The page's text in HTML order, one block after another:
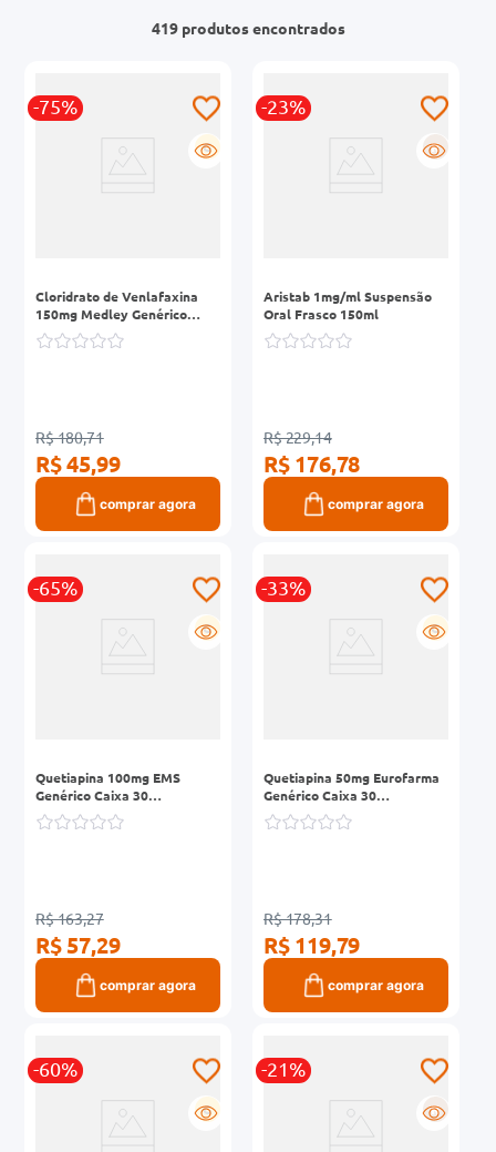
419 produtos
-75%
G
Cloridrato de Venlafaxina
150mg Medley Genérico
Caixa 30 Cápsulas de
Liberação Prolongada
R$ 180,71
R$ 45,99
comprar agora
-23%
R
Aristab 1mg/ml Suspensão
Oral Frasco 150ml
R$ 229,14
R$ 176,78
comprar agora
-65%
G
Quetiapina 100mg EMS
Genérico Caixa 30
Comprimidos Revestidos
R$ 163,27
R$ 57,29
comprar agora
-33%
G
Quetiapina 50mg Eurofarma
Genérico Caixa 30
Comprimidos Revestidos
R$ 178,31
R$ 119,79
comprar agora
-60%
G
-21%
R